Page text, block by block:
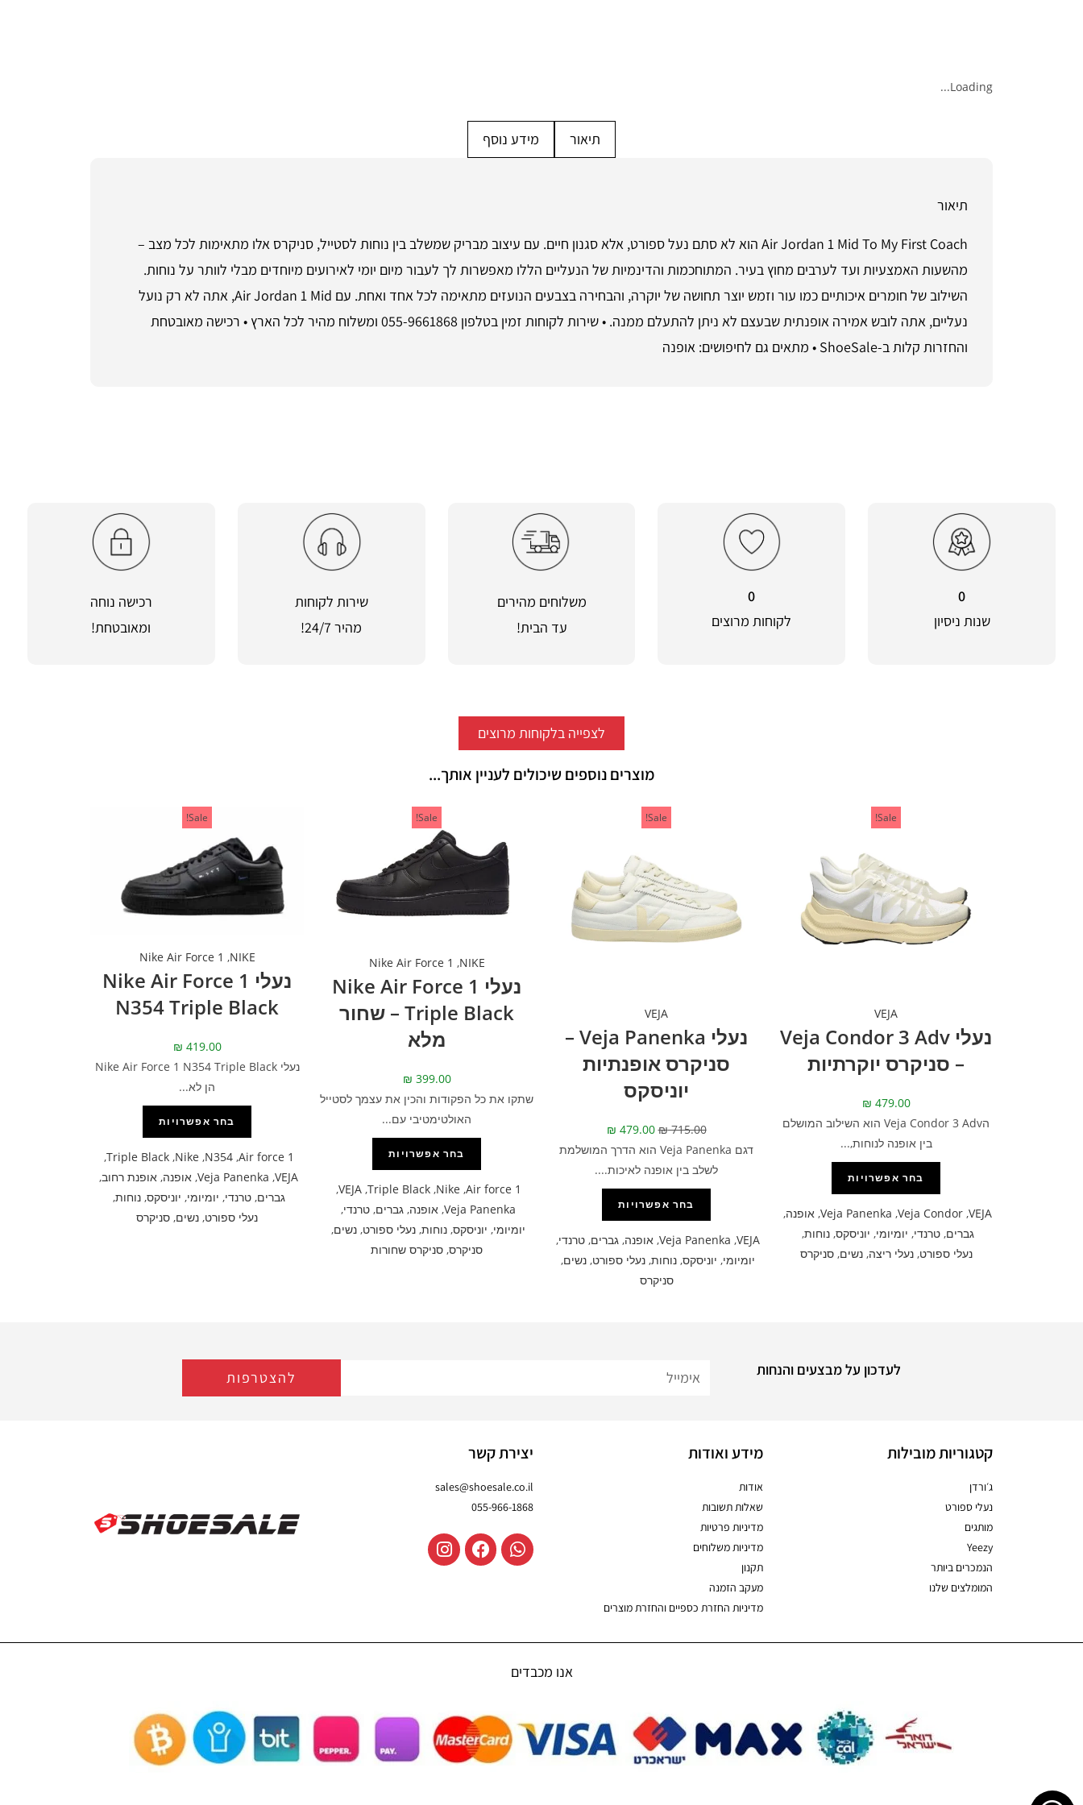
Loading...
תיאור מידע נוסף
תיאור
Air Jordan 1 Mid To My First Coach הוא לא סתם נעל ספורט, אלא סגנון חיים. עם עיצוב מבריק שמשלב בין נוחות לסטייל, סניקרס אלו מתאימות לכל מצב –
מהשעות האמצעיות ועד לערבים מחוץ בעיר. המתוחכמות והדינמיות של הנעליים הללו מאפשרות לך לעבור מיום יומי לאירועים מיוחדים מבלי לוותר על נוחות.
השילוב של חומרים איכותיים כמו עור וזמש יוצר תחושה של יוקרה, והבחירה בצבעים הנועזים מתאימה לכל אחד ואחת. עם Air Jordan 1 Mid, אתה לא רק נועל
נעליים, אתה לובש אמירה אופנתית שבעצם לא ניתן להתעלם ממנה. • שירות לקוחות זמין בטלפון 055-9661868 ומשלוח מהיר לכל הארץ • רכישה מאובטחת
והחזרות קלות ב-ShoeSale • מתאים גם לחיפושים: אופנה
0
שנות ניסיון
0
לקוחות מרוצים
משלוחים מהירים
עד הבית!
שירות לקוחות
מהיר 24/7!
רכישה נוחה
ומאובטחת!
לצפייה בלקוחות מרוצים
מוצרים נוספים שיכולים לעניין אותך...
Sale!
VEJA
נעלי Veja Condor 3 Adv
– סניקרס יוקרתיות
₪ 479.00
הVeja Condor 3 Adv הוא השילוב המושלם
בין אופנה לנוחות,...
בחר אפשרויות
VEJA
,
Veja Condor
,
Veja Panenka
, אופנה,
גברים,טרנדי, יומיומי, יוניסקס,נוחות,
נעלי ספורט,נעלי ריצה,נשים,סניקרס
Sale!
VEJA
נעלי Veja Panenka –
סניקרס אופנתיות
יוניסקס
₪715.00
₪ 479.00
דגם Veja Panenka הוא הדרך המושלמת
לשלב בין אופנה לאיכות....
בחר אפשרויות
VEJA
,
Veja Panenka
, אופנה, גברים, טרנדי,
יומיומי, יוניסקס, נוחות, נעלי ספורט, נשים,
סניקרס
Sale!
NIKE
,
Nike Air Force 1
נעלי Nike Air Force 1
Triple Black – שחור
מלא
₪ 399.00
שתקו את כל הפקודות והכין את עצמך לסטייל
האולטימטיבי עם...
בחר אפשרויות
Air force 1
,
Nike
,
Triple Black
,
VEJA
,
Veja Panenka
, אופנה, גברים, טרנדי,
יומיומי, יוניסקס, נוחות, נעלי ספורט, נשים,
סניקרס, סניקרס שחורות
Sale!
NIKE
,
Nike Air Force 1
נעלי Nike Air Force 1
N354 Triple Black
₪ 419.00
נעלי Nike Air Force 1 N354 Triple Black
הן לא...
בחר אפשרויות
Air force 1
,
N354
,
Nike
,
Triple Black
,
VEJA
,
Veja Panenka
, אופנה, אופנת רחוב,
גברים,טרנדי, יומיומי, יוניסקס,נוחות,
נעלי ספורט, נשים, סניקרס
לעדכון על מבצעים והנחות להצטרפות
קטגוריות מובילות
ג׳ורדן
נעלי ספורט
מותגים
Yeezy
הנמכרים ביותר
המומלצים שלנו
מידע ואודות
אודות
שאלות תשובות
מדיניות פרטיות
מדיניות משלוחים
תקנון
מעקב הזמנה
מדיניות החזרת כספיים והחזרת מוצרים
יצירת קשר
sales@shoesale.co.il
055-966-1868
אנו מכבדים